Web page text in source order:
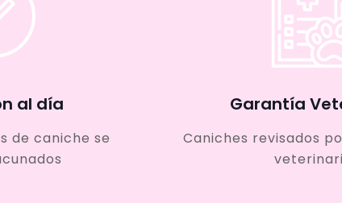
al día
de caniche se
Garantía
Caniches revisados